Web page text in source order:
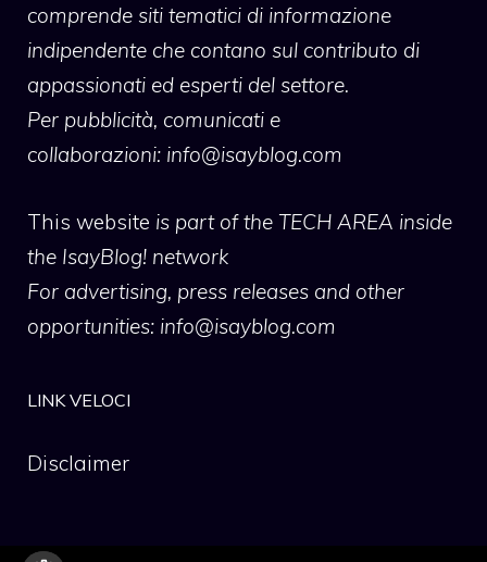
comprende siti tematici di informazione
indipendente che contano sul contributo di
appassionati ed esperti del settore.
Per pubblicità, comunicati e
collaborazioni: info@isayblog.com
This website is part of the TECH AREA inside
the IsayBlog! network
For advertising, press releases and other
opportunities: info@isayblog.com
LINK VELOCI
Disclaimer